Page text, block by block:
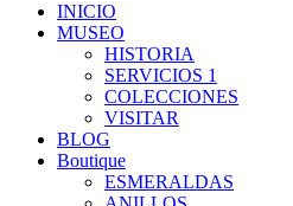
INICIO
MUSEO
HISTORIA
SERVICIOS 1
COLECCIONES
VISITAR
BLOG
Boutique
ESMERALDAS